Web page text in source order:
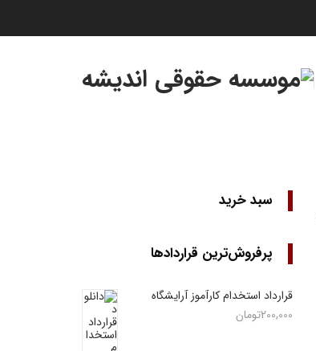
سبد خرید
پرفروش‌ترین قراردادها
قرارداد استخدام کارآموز آرایشگاه
200,000تومان